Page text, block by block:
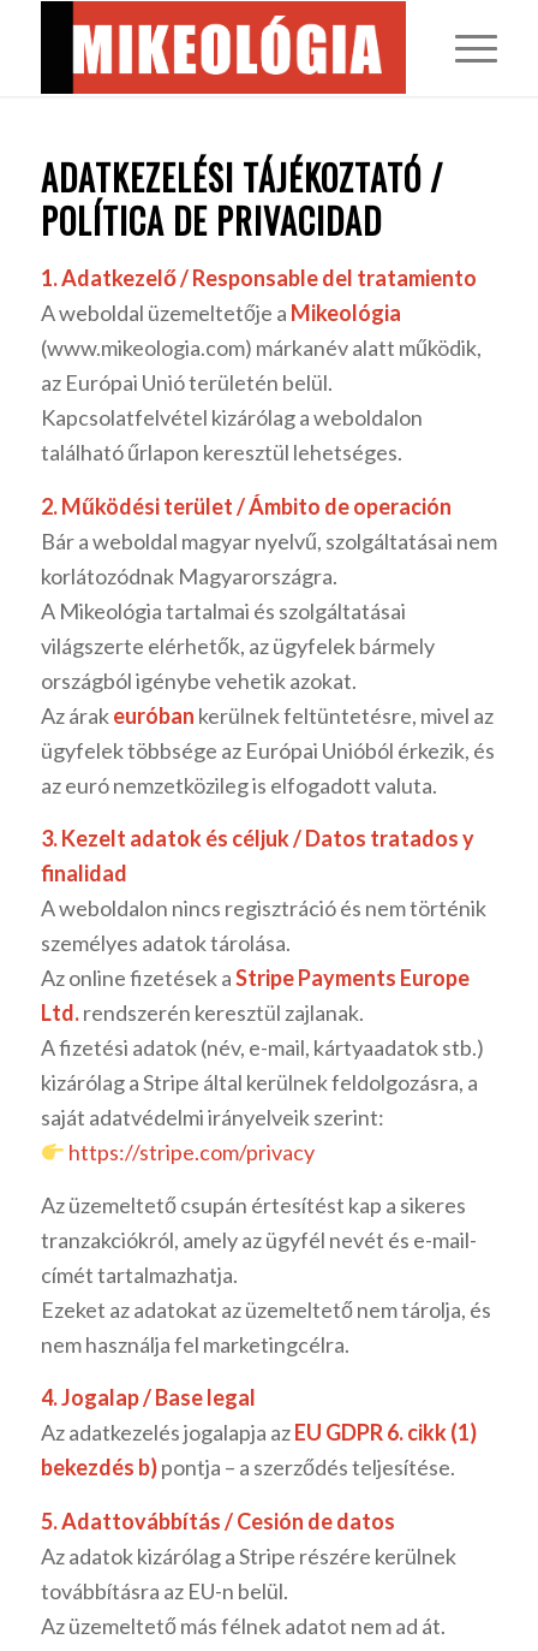
ADATKEZELÉSI TÁJÉKOZTATÓ /
POLÍTICA DE PRIVACIDAD
1. Adatkezelő / Responsable del tratamiento
A weboldal üzemeltetője a Mikeológia
(www.mikeologia.com) márkanév alatt működik,
az Európai Unió területén belül.
Kapcsolatfelvétel kizárólag a weboldalon
található űrlapon keresztül lehetséges.
2. Működési terület / Ámbito de operación
Bár a weboldal magyar nyelvű, szolgáltatásai nem
korlátozódnak Magyarországra.
A Mikeológia tartalmai és szolgáltatásai
világszerte elérhetők, az ügyfelek bármely
országból igénybe vehetik azokat.
Az árakeuróban kerülnek feltüntetésre, mivel az
ügyfelek többsége az Európai Unióból érkezik, és
az euró nemzetközileg is elfogadott valuta.
3. Kezelt adatok és céljuk / Datos tratados y
finalidad
A weboldalon nincs regisztráció és nem történik
személyes adatok tárolása.
Az online fizetések aStripe Payments Europe
Ltd.rendszerén keresztül zajlanak.
A fizetési adatok (név, e-mail, kártyaadatok stb.)
kizárólag a Stripe által kerülnek feldolgozásra, a
saját adatvédelmi irányelveik szerint:
https://stripe.com/privacy
Az üzemeltető csupán értesítést kap a sikeres
tranzakciókról, amely az ügyfél nevét és e-mail-
címét tartalmazhatja.
Ezeket az adatokat az üzemeltető nem tárolja, és
nem használja fel marketingcélra.
4. Jogalap / Base legal
Az adatkezelés jogalapja azEU GDPR 6. cikk (1)
bekezdés b)pontja – a szerződés teljesítése.
5. Adattovábbítás / Cesión de datos
Az adatok kizárólag a Stripe részére kerülnek
továbbításra az EU-n belül.
Az üzemeltető más félnek adatot nem ad át.